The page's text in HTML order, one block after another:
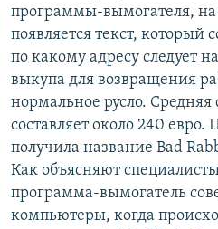
программы-вымогателя,
появляется текст, который
по какому адресу следует
выкупа для возвращения
нормальное русло. Средняя
составляет около 240
получила название Bad
Как объясняют
программа-вымогатель
компьютеры, когда